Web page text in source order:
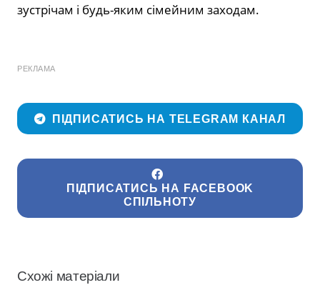
зустрічам і будь-яким сімейним заходам.
РЕКЛАМА
ПІДПИСАТИСЬ НА TELEGRAM КАНАЛ
ПІДПИСАТИСЬ НА FACEBOOK
СПІЛЬНОТУ
Схожі матеріали